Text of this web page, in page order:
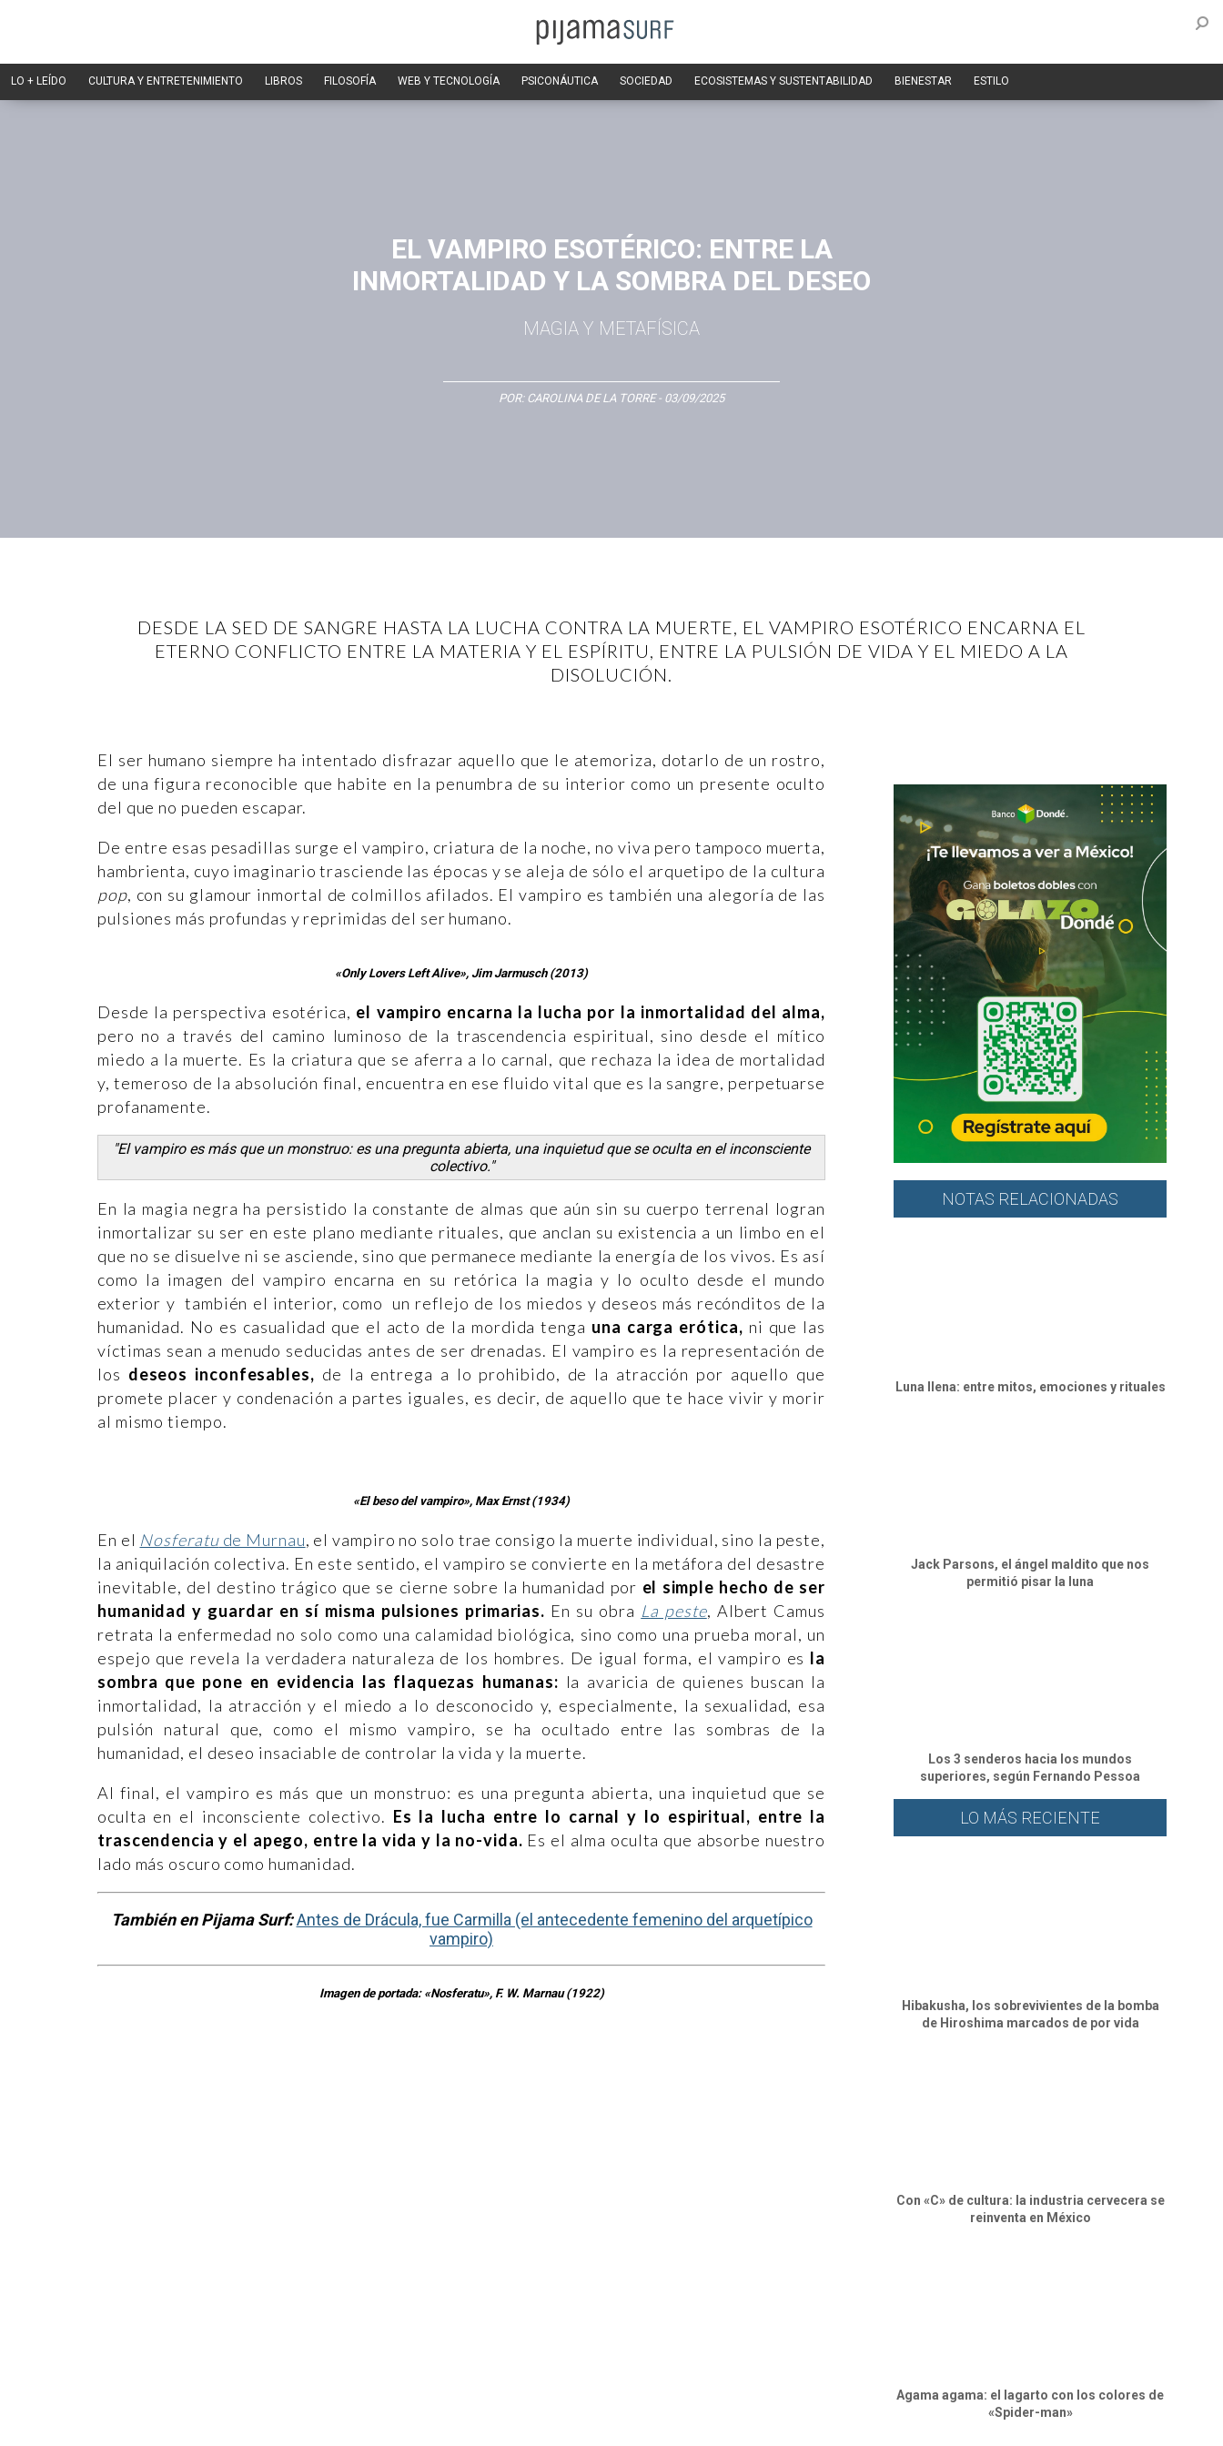
LO + LEÍDO CULTURA Y ENTRETENIMIENTO LIBROS FILOSOFÍA WEB Y TECNOLOGÍA PSICONÁUTICA SOCIEDAD ECOSISTEMAS Y SUSTENTABILIDAD BIENESTAR ESTILO
EL VAMPIRO ESOTÉRICO: ENTRE LA
INMORTALIDAD Y LA SOMBRA DEL DESEO
MAGIA Y METAFÍSICA
POR: CAROLINA DE LA TORRE- 03/09/2025
DESDE LA SED DE SANGRE HASTA LA LUCHA CONTRA LA MUERTE, EL VAMPIRO ESOTÉRICO ENCARNA EL
ETERNO CONFLICTO ENTRE LA MATERIA Y EL ESPÍRITU, ENTRE LA PULSIÓN DE VIDA Y EL MIEDO A LA
DISOLUCIÓN.
El ser humano siempre ha intentado disfrazar aquello que le atemoriza, dotarlo de un rostro,
de una figura reconocible que habite en la penumbra de su interior como un presente oculto
del que no pueden escapar.
De entre esas pesadillas surge el vampiro, criatura de la noche, no viva pero tampoco muerta,
hambrienta, cuyo imaginario trasciende las épocas y se aleja de sólo el arquetipo de la cultura
pop, con su glamour inmortal de colmillos afilados. El vampiro es también una alegoría de las
pulsiones más profundas y reprimidas del ser humano.
«Only Lovers Left Alive», Jim Jarmusch (2013)
Desde la perspectiva esotérica, el vampiro encarna la lucha por la inmortalidad del alma,
pero no a través del camino luminoso de la trascendencia espiritual, sino desde el mítico
miedo a la muerte. Es la criatura que se aferra a lo carnal, que rechaza la idea de mortalidad
y, temeroso de la absolución final, encuentra en ese fluido vital que es la sangre, perpetuarse
profanamente.
"El vampiro es más que un monstruo: es una pregunta abierta, una inquietud que se oculta en el inconsciente
colectivo."
En la magia negra ha persistido la constante de almas que aún sin su cuerpo terrenal logran
inmortalizar su ser en este plano mediante rituales, que anclan su existencia a un limbo en el
que no se disuelve ni se asciende, sino que permanece mediante la energía de los vivos. Es así
como la imagen del vampiro encarna en su retórica la magia y lo oculto desde el mundo
exterior y también el interior, como un reflejo de los miedos y deseos más recónditos de la
humanidad. No es casualidad que el acto de la mordida tenga una carga erótica, ni que las
víctimas sean a menudo seducidas antes de ser drenadas. El vampiro es la representación de
los deseos inconfesables, de la entrega a lo prohibido, de la atracción por aquello que
promete placer y condenación a partes iguales, es decir, de aquello que te hace vivir y morir
al mismo tiempo.
«El beso del vampiro», Max Ernst (1934)
En el Nosferatude Murnau, el vampiro no solo trae consigo la muerte individual, sino la peste,
la aniquilación colectiva. En este sentido, el vampiro se convierte en la metáfora del desastre
inevitable, del destino trágico que se cierne sobre la humanidad por el simple hecho de ser
humanidad y guardar en sí misma pulsiones primarias. En su obra La peste, Albert Camus
retrata la enfermedad no solo como una calamidad biológica, sino como una prueba moral, un
espejo que revela la verdadera naturaleza de los hombres. De igual forma, el vampiro es la
sombra que pone en evidencia las flaquezas humanas: la avaricia de quienes buscan la
inmortalidad, la atracción y el miedo a lo desconocido y, especialmente, la sexualidad, esa
pulsión natural que, como el mismo vampiro, se ha ocultado entre las sombras de la
humanidad, el deseo insaciable de controlar la vida y la muerte.
Al final, el vampiro es más que un monstruo: es una pregunta abierta, una inquietud que se
oculta en el inconsciente colectivo. Es la lucha entre lo carnal y lo espiritual, entre la
trascendencia y el apego, entre la vida y la no-vida. Es el alma oculta que absorbe nuestro
lado más oscuro como humanidad.
También en Pijama Surf: Antes de Drácula, fue Carmilla (el antecedente femenino del arquetípico
vampiro)
Imagen de portada: «Nosferatu», F. W. Marnau (1922)
NOTAS RELACIONADAS
Luna llena: entre mitos, emociones y rituales
Jack Parsons, el ángel maldito que nos
permitió pisar la luna
Los 3 senderos hacia los mundos
superiores, según Fernando Pessoa
LO MÁS RECIENTE
Hibakusha, los sobrevivientes de la bomba
de Hiroshima marcados de por vida
Con «C» de cultura: la industria cervecera se
reinventa en México
Agama agama: el lagarto con los colores de
«Spider-man»